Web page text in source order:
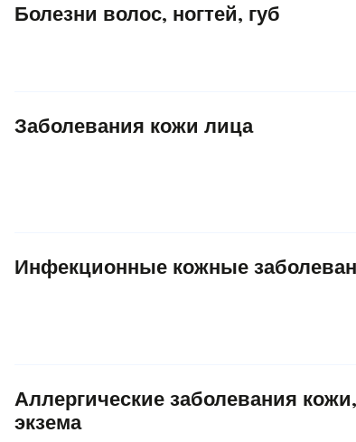
Болезни волос, ногтей, губ
Заболевания кожи лица
Инфекционные кожные
Аллергические заболевания
экзема